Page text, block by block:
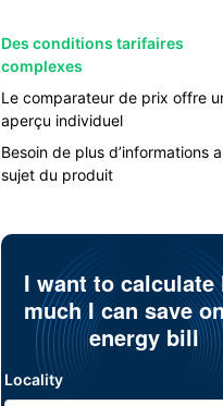
Des conditions tarifaires
complexes
Le comparateur de prix offre
aperçu individuel
Besoin de plus d’informations
sujet du produit
I want to calculate
much I can save
energy bill
Locality